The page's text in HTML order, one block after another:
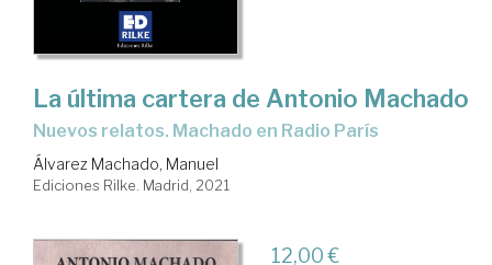
La última cartera de Antonio Machado
Nuevos relatos. Machado en Radio París
Álvarez Machado, Manuel
Ediciones Rilke. Madrid, 2021
12,00 €